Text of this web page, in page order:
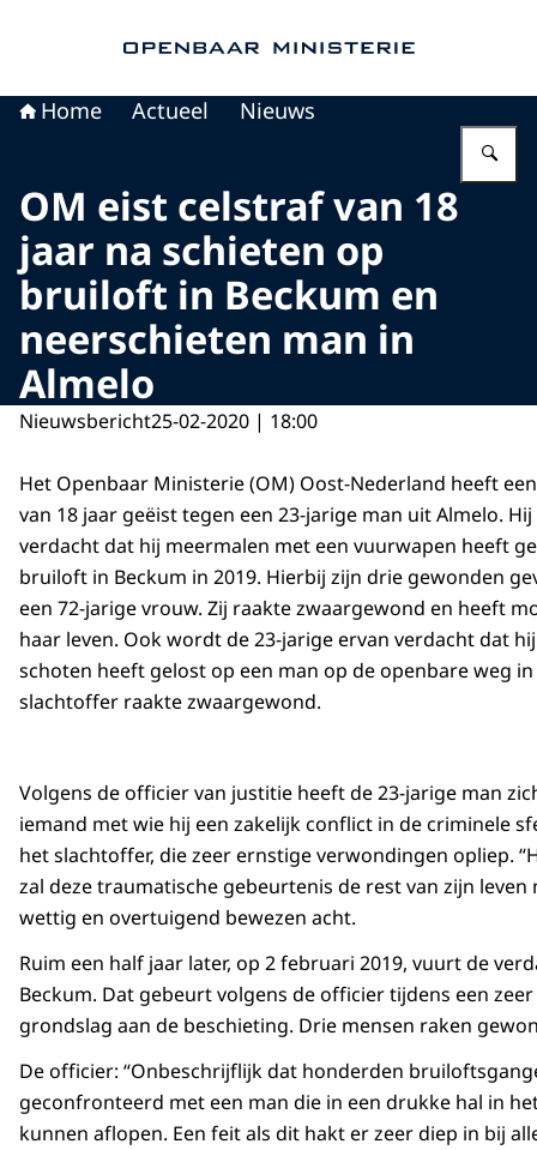
Home Actueel Nieuws
OM eist celstraf van 18
jaar na schieten op
bruiloft in Beckum en
neerschieten man in
Almelo
Nieuwsbericht25-02-2020 | 18:00
Het Openbaar Ministerie (OM) Oost-Nederland heeft
van 18 jaar geëist tegen een 23-jarige man uit Almelo.
verdacht dat hij meermalen met een vuurwapen heeft
bruiloft in Beckum in 2019. Hierbij zijn drie gewonden
een 72-jarige vrouw. Zij raakte zwaargewond en heeft
haar leven. Ook wordt de 23-jarige ervan verdacht dat
schoten heeft gelost op een man op de openbare weg
slachtoffer raakte zwaargewond.
Volgens de officier van justitie heeft de 23-jarige man
iemand met wie hij een zakelijk conflict in de criminele
het slachtoffer, die zeer ernstige verwondingen opliep.
zal deze traumatische gebeurtenis de rest van zijn
wettig en overtuigend bewezen acht.
Ruim een half jaar later, op 2 februari 2019, vuurt de
Beckum. Dat gebeurt volgens de officier tijdens een
grondslag aan de beschieting. Drie mensen raken
De officier: “Onbeschrijflijk dat honderden
geconfronteerd met een man die in een drukke hal in
kunnen aflopen. Een feit als dit hakt er zeer diep in bij